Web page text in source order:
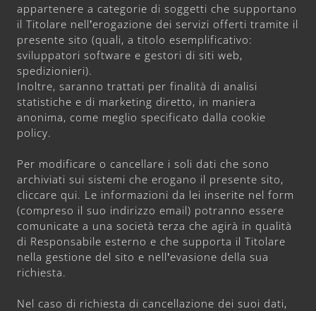
appartenere a categorie di soggetti che supportano
il Titolare nell’erogazione dei servizi offerti tramite il
presente sito (quali, a titolo esemplificativo:
sviluppatori software e gestori di siti web,
spedizionieri).
Inoltre, saranno trattati per finalità di analisi
statistiche e di marketing diretto, in maniera
anonima, come meglio specificato dalla cookie
policy.
Per modificare o cancellare i soli dati che sono
archiviati sui sistemi che erogano il presente sito,
cliccare qui. Le informazioni da lei inserite nel form
(compreso il suo indirizzo email) potranno essere
comunicate a una società terza che agirà in qualità
di Responsabile esterno e che supporta il Titolare
nella gestione del sito e nell’evasione della sua
richiesta.
Nel caso di richiesta di cancellazione dei suoi dati,